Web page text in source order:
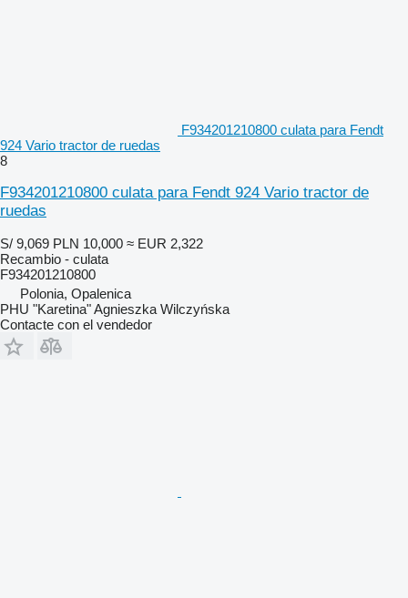
F934201210800 culata para Fendt
924 Vario tractor de ruedas
8
F934201210800 culata para Fendt 924 Vario tractor de
ruedas
S/ 9,069 PLN 10,000 ≈ EUR 2,322
Recambio - culata
F934201210800
Polonia, Opalenica
PHU "Karetina" Agnieszka Wilczyńska
Contacte con el vendedor